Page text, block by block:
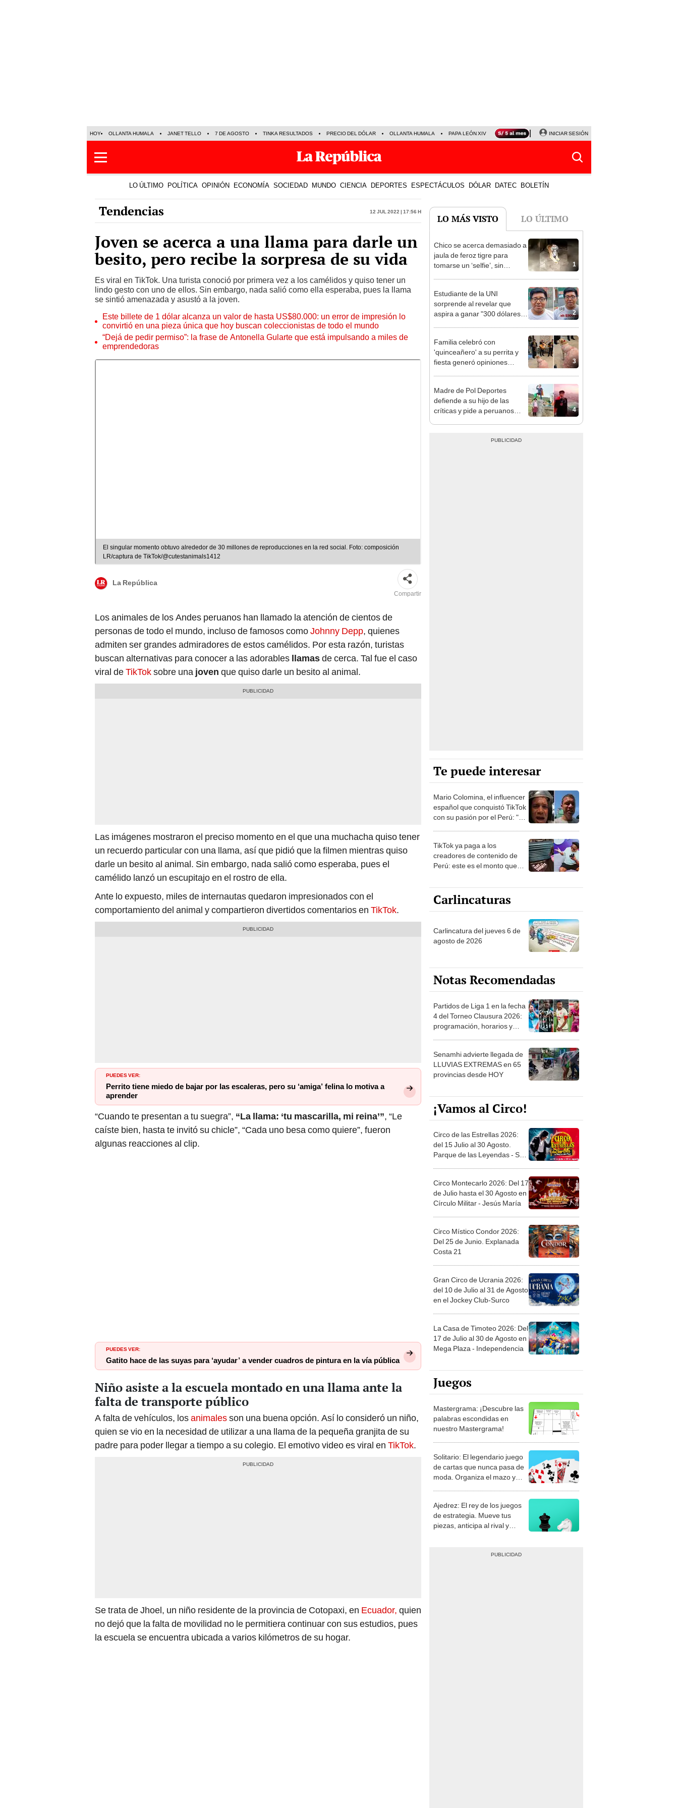
HOY OLLANTA HUMALA JANET TELLO 7 DE AGOSTO TINKA RESULTADOS PRECIO DEL DÓLAR OLLANTA HUMALA PAPA LEÓN XIV NALDY SALDAÑA LA BELLA LUZ
INICIAR SESIÓN
LO ÚLTIMO POLÍTICA OPINIÓN ECONOMÍA SOCIEDAD MUNDO CIENCIA DEPORTES ESPECTÁCULOS DÓLAR DATEC BOLETÍN
Tendencias 12 Jul 2022 | 17:56 h
Joven se acerca a una llama para darle un
besito, pero recibe la sorpresa de su vida
Es viral en TikTok. Una turista conoció por primera vez a los camélidos y quiso tener un
lindo gesto con uno de ellos. Sin embargo, nada salió como ella esperaba, pues la llama
se sintió amenazada y asustó a la joven.
Este billete de 1 dólar alcanza un valor de hasta US$80.000: un error de impresión lo
convirtió en una pieza única que hoy buscan coleccionistas de todo el mundo
“Dejá de pedir permiso”: la frase de Antonella Gularte que está impulsando a miles de
emprendedoras
El singular momento obtuvo alrededor de 30 millones de reproducciones en la red social. Foto: composición
LR/captura de TikTok/@cutestanimals1412
La República
Compartir
Los animales de los Andes peruanos han llamado la atención de cientos de
personas de todo el mundo, incluso de famosos comoJohnny Depp, quienes
admiten ser grandes admiradores de estos camélidos. Por esta razón, turistas
buscan alternativas para conocer a las adorables llamasde cerca. Tal fue el caso
viral deTikToksobre una joven que quiso darle un besito al animal.
Las imágenes mostraron el preciso momento en el que una muchacha quiso tener
un recuerdo particular con una llama, así que pidió que la filmen mientras quiso
darle un besito al animal. Sin embargo, nada salió como esperaba, pues el
camélido lanzó un escupitajo en el rostro de ella.
Ante lo expuesto, miles de internautas quedaron impresionados con el
comportamiento del animal y compartieron divertidos comentarios en TikTok.
PUEDES VER:
Perrito tiene miedo de bajar por las escaleras, pero su ‘amiga’ felina lo motiva a
aprender
“Cuando te presentan a tu suegra”, “La llama: ‘tu mascarilla, mi reina’”, “Le
caíste bien, hasta te invitó su chicle”, “Cada uno besa como quiere”, fueron
algunas reacciones al clip.
PUEDES VER:
Gatito hace de las suyas para ‘ayudar’ a vender cuadros de pintura en la vía pública
Niño asiste a la escuela montado en una llama ante la
falta de transporte público
A falta de vehículos, losanimalesson una buena opción. Así lo consideró un niño,
quien se vio en la necesidad de utilizar a una llama de la pequeña granjita de su
padre para poder llegar a tiempo a su colegio. El emotivo video es viral en TikTok.
Se trata de Jhoel, un niño residente de la provincia de Cotopaxi, en Ecuador, quien
no dejó que la falta de movilidad no le permitiera continuar con sus estudios, pues
la escuela se encuentra ubicada a varios kilómetros de su hogar.
LO MÁS VISTO LO ÚLTIMO
1
Chico se acerca demasiado a
jaula de feroz tigre para
tomarse un ‘selfie’, sin
2
Estudiante de la UNI
sorprende al revelar que
aspira a ganar "300 dólares
3
Familia celebró con
'quinceañero' a su perrita y
fiesta generó opiniones
4
Madre de Pol Deportes
defiende a su hijo de las
críticas y pide a peruanos
Te puede interesar
Mario Colomina, el influencer
español que conquistó TikTok
con su pasión por el Perú: "Mi
TikTok ya paga a los
creadores de contenido de
Perú: este es el monto que
1.000 vistas
Carlincaturas
Carlincatura del jueves 6 de
agosto de 2026
Notas Recomendadas
Partidos de Liga 1 en la fecha
4 del Torneo Clausura 2026:
programación, horarios y
Senamhi advierte llegada de
LLUVIAS EXTREMAS en 65
provincias desde HOY
¡Vamos al Circo!
Circo de las Estrellas 2026:
del 15 Julio al 30 Agosto.
Parque de las Leyendas - San
Circo Montecarlo 2026: Del 17
de Julio hasta el 30 Agosto en
Círculo Militar - Jesús María
Circo Místico Condor 2026:
Del 25 de Junio. Explanada
Costa 21
Gran Circo de Ucrania 2026:
del 10 de Julio al 31 de Agosto
en el Jockey Club-Surco
La Casa de Timoteo 2026: Del
17 de Julio al 30 de Agosto en
Mega Plaza - Independencia
Juegos
Mastergrama: ¡Descubre las
palabras escondidas en
nuestro Mastergrama!
Solitario: El legendario juego
de cartas que nunca pasa de
moda. Organiza el mazo y
Ajedrez: El rey de los juegos
de estrategia. Mueve tus
piezas, anticipa al rival y